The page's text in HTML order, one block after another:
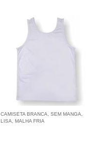
CAMISETA BRANCA, SEM MANGA,
LISA, MALHA FRIA